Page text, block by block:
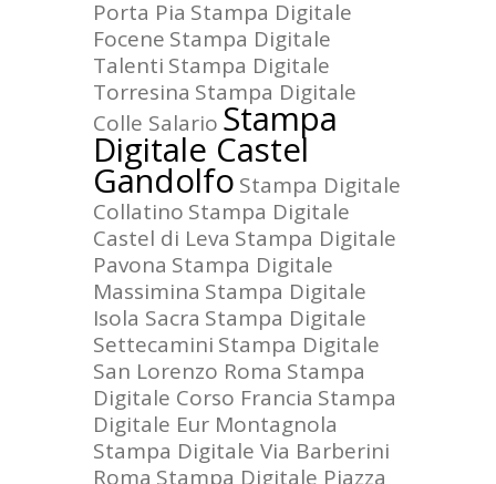
Porta Pia Stampa Digitale
Focene Stampa Digitale
Talenti Stampa Digitale
Torresina Stampa Digitale
Colle Salario Stampa
Digitale Castel
Gandolfo Stampa Digitale
Collatino Stampa Digitale
Castel di Leva Stampa Digitale
Pavona Stampa Digitale
Massimina Stampa Digitale
Isola Sacra Stampa Digitale
Settecamini Stampa Digitale
San Lorenzo Roma Stampa
Digitale Corso Francia Stampa
Digitale Eur Montagnola
Stampa Digitale Via Barberini
Roma Stampa Digitale Piazza